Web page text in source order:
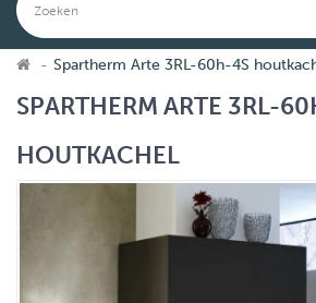
Spartherm Arte 3RL-60h-4S
SPARTHERM ARTE 3RL-
HOUTKACHEL